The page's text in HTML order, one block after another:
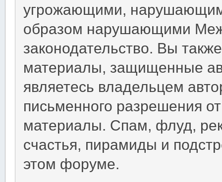
угрожающими,
образом нарушающими
законодательство. Вы
материалы, защищенные
являетесь владельцем
письменного разрешения
материалы. Спам, флуд,
счастья, пирамиды и
этом форуме.